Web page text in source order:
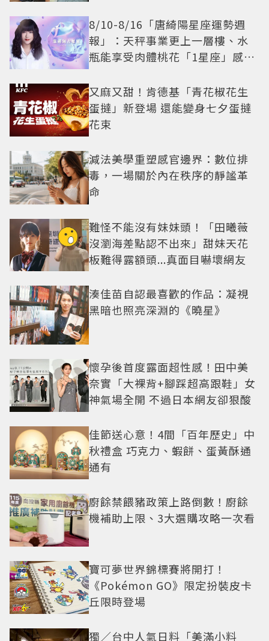
8/10-8/16「唐綺陽星座運勢週
報」：天秤事業更上一層樓、水
瓶能享受肉體桃花「1星座」感情
又麻又甜！肯德基「青花椒花生
蛋撻」新登場 還能變身七夕蛋撻
花束
減法美學重塑感官邊界：數位排
毒，一場關於內在秩序的靜謐革
命
難怪不能沒有妹妹頭！「田曦薇
沒瀏海差點認不出來」甜妹天花
板難得露額頭...真面目嚇壞網友
湊佳苗自認最喜歡的作品：凝視
黑暗也照亮深淵的《曉星》
懷孕後首度露面超性感！田中美
奈實「大裸背+腳踩超高跟鞋」女
神氣場全開 不過日本網友卻狠酸
佳節送心意！4間「百年歷史」中
秋禮盒 巧克力、蝦餅、蛋黃酥通
通有
廚餘禁餵豬政策上路倒數！廚餘
機補助上限、3大選購攻略一次看
寶可夢世界錦標賽將開打！
《Pokémon GO》限定扮裝皮卡
丘限時登場
獨／台中人氣日料「美滿小料